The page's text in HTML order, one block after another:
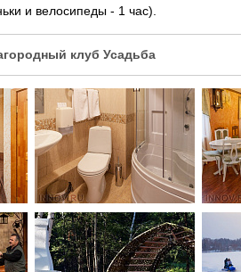
и велосипеды - 1 час).
клуб Усадьба